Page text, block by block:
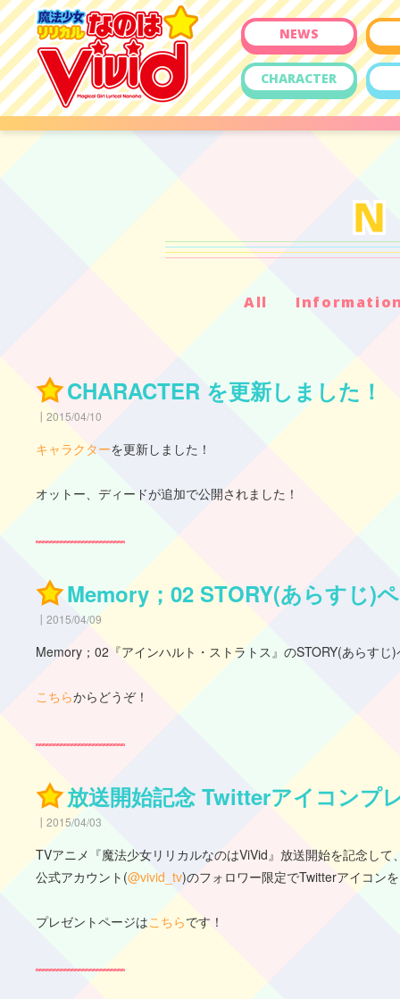
NEWS
CHARACTER
All
CHARACTER を更新しました！
2015/04/10
キャラクターを更新しました！
オットー、ディードが追加で公開されました！
Memory；02 STORY(あらすじ)
2015/04/09
Memory；02『アインハルト・ストラトス』のSTORY(あらすじ
こちらからどうぞ！
放送開始記念 Twitterアイコンプ
2015/04/03
TVアニメ『魔法少女リリカルなのはViVid』放送開始を記念して
公式アカウント(@vivid_tv)のフォロワー限定でTwitterアイコン
プレゼントページはこちらです！